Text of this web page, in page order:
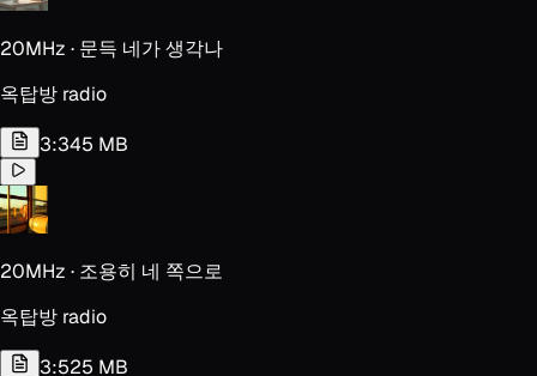
20MHz · 문득 네가 생각나
옥탑방 radio
3:345 MB
20MHz · 조용히 네 쪽으로
옥탑방 radio
3:525 MB